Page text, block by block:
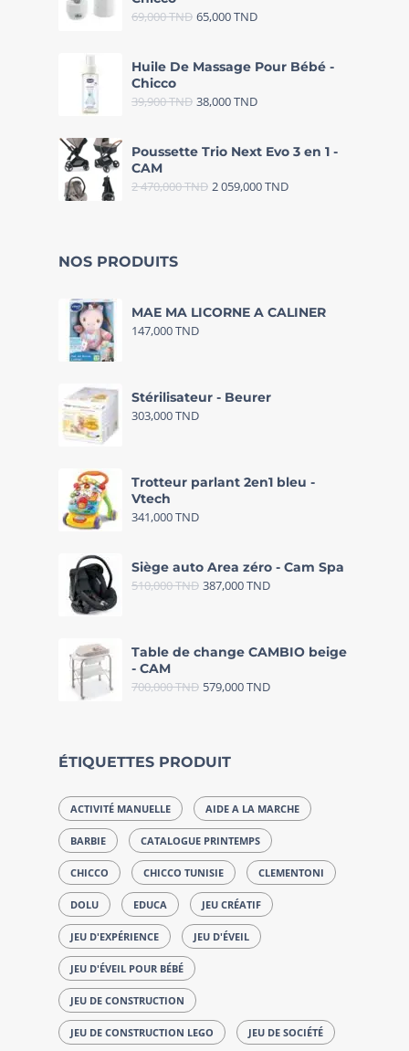
69,000TND 65,000TND
Huile De Massage Pour Bébé -
Chicco
39,900TND 38,000TND
Poussette Trio Next Evo 3 en 1 -
CAM
2 470,000TND 2 059,000TND
NOS PRODUITS
MAE MA LICORNE A CALINER
147,000TND
Stérilisateur - Beurer
303,000TND
Trotteur parlant 2en1 bleu -
Vtech
341,000TND
Siège auto Area zéro - Cam Spa
510,000TND 387,000TND
Table de change CAMBIO beige
- CAM
700,000TND 579,000TND
ÉTIQUETTES PRODUIT
ACTIVITÉ MANUELLE AIDE A LA MARCHE
BARBIE CATALOGUE PRINTEMPS
CHICCO CHICCO TUNISIE CLEMENTONI
DOLU EDUCA JEU CRÉATIF
JEU D'EXPÉRIENCE JEU D'ÉVEIL
JEU D'ÉVEIL POUR BÉBÉ
JEU DE CONSTRUCTION
JEU DE CONSTRUCTION LEGO JEU DE SOCIÉTÉ